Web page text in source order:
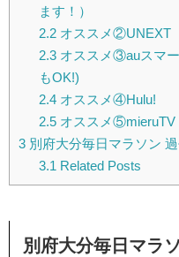
ます！）
2.2オススメ②UNEXT
2.3オススメ③auスマー
もOK!)
2.4オススメ④Hulu!
2.5オススメ⑤mieruTV
3 別府大分毎日マラソン
3.1 Related Posts
別府大分毎日マラ